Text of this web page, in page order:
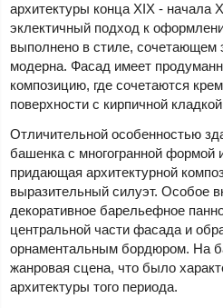
архитектуры конца XIX - начала
эклектичный подход к
выполнено в стиле, сочетающем
модерна. Фасад имеет
композицию, где сочетаются
поверхности с кирпичной
Отличительной особенностью
башенка с многогранной формой
придающая архитектурной
выразительный силуэт. Особое
декоративное барельефное
центральной части фасада и
орнаментальным бордюром. На
жанровая сцена, что было
архитектуры того периода.